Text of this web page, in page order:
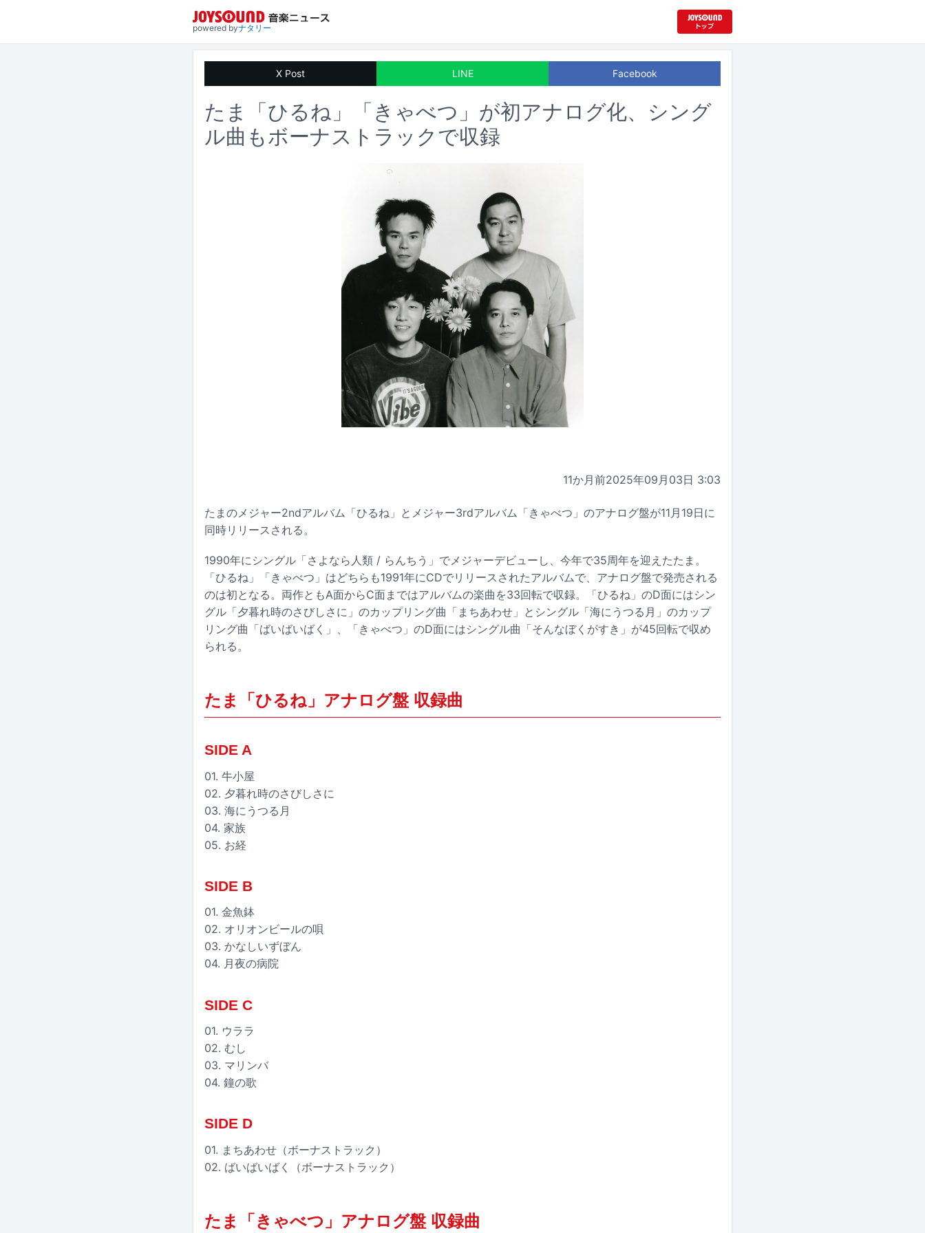
powered byナタリー
X Post LINE Facebook
たま「ひるね」「きゃべつ」が初アナログ化、シング
ル曲もボーナストラックで収録
11か月前2025年09月03日 3:03
たまのメジャー2ndアルバム「ひるね」とメジャー3rdアルバム「きゃべつ」のアナログ盤が11月19日に
同時リリースされる。
1990年にシングル「さよなら人類 / らんちう」でメジャーデビューし、今年で35周年を迎えたたま。
「ひるね」「きゃべつ」はどちらも1991年にCDでリリースされたアルバムで、アナログ盤で発売される
のは初となる。両作ともA面からC面まではアルバムの楽曲を33回転で収録。「ひるね」のD面にはシン
グル「夕暮れ時のさびしさに」のカップリング曲「まちあわせ」とシングル「海にうつる月」のカップ
リング曲「ばいばいばく」、「きゃべつ」のD面にはシングル曲「そんなぼくがすき」が45回転で収め
られる。
たま「ひるね」アナログ盤 収録曲
SIDE A
01. 牛小屋
02. 夕暮れ時のさびしさに
03. 海にうつる月
04. 家族
05. お経
SIDE B
01. 金魚鉢
02. オリオンビールの唄
03. かなしいずぼん
04. 月夜の病院
SIDE C
01. ウララ
02. むし
03. マリンバ
04. 鐘の歌
SIDE D
01. まちあわせ（ボーナストラック）
02. ばいばいばく（ボーナストラック）
たま「きゃべつ」アナログ盤 収録曲